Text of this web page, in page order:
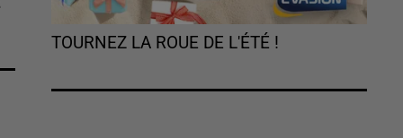
TOURNEZ LA ROUE DE L'ÉTÉ !